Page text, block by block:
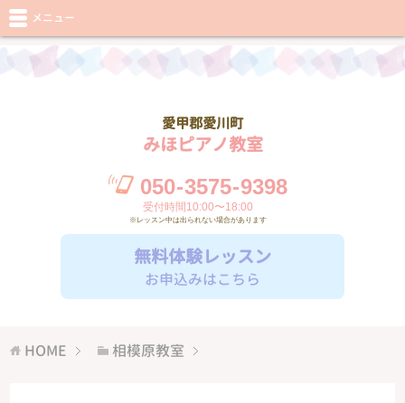
愛甲郡愛川町
みほピアノ教室
050-3575-9398
受付時間10:00〜18:00
※レッスン中は出られない場合があります
無料体験レッスン
お申込みはこちら
メニュー
HOME 相模原教室